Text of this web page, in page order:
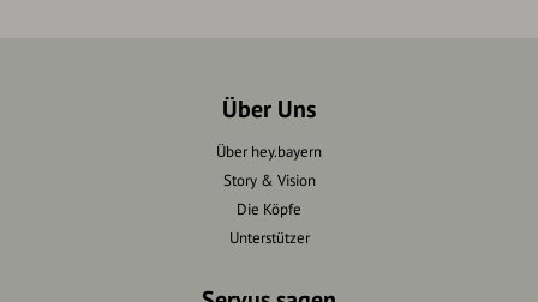
Über Uns
Über hey.bayern
Story & Vision
Die Köpfe
Unterstützer